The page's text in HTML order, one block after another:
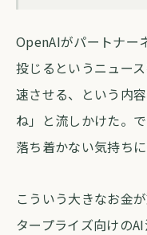
OpenAIがパートナー
投じるというニュー
速させる、という内
ね」と流しかけた。
落ち着かない気持ちに
こういう大きなお金
タープライズ向けの